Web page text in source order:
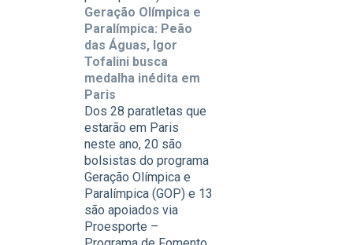
Geração Olímpica e
Paralímpica: Peão
das Águas, Igor
Tofalini busca
medalha inédita em
Paris
Dos 28 paratletas que
estarão em Paris
neste ano, 20 são
bolsistas do programa
Geração Olímpica e
Paralímpica (GOP) e 13
são apoiados via
Proesporte –